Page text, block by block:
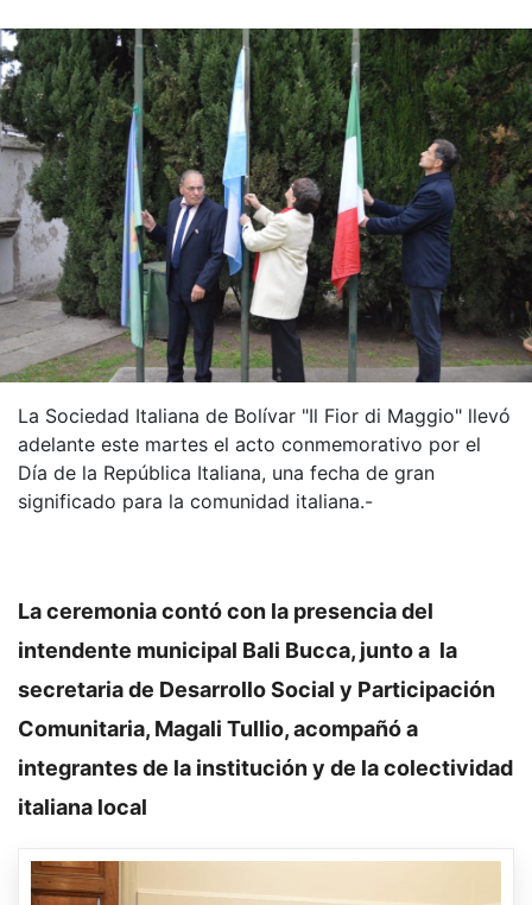
La Sociedad Italiana de Bolívar "Il Fior di Maggio" llevó
adelante este martes el acto conmemorativo por el
Día de la República Italiana, una fecha de gran
significado para la comunidad italiana.-
La ceremonia contó con la presencia del
intendente municipal Bali Bucca, junto a la
secretaria de Desarrollo Social y Participación
Comunitaria, Magali Tullio, acompañó a
integrantes de la institución y de la colectividad
italiana local